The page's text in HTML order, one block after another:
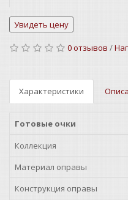
+3.00
+3.25
+3.50
0 отзывов /
Характеристики
Готовые очки
Коллекция
Материал оправы
Конструкция оправы